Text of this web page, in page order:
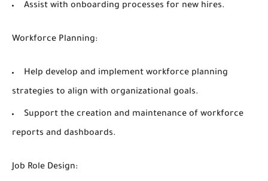
Assist with onboarding processes for new hires.
Workforce Planning:
Help develop and implement workforce planning
strategies to align with organizational goals.
Support the creation and maintenance of workforce
reports and dashboards.
Job Role Design: